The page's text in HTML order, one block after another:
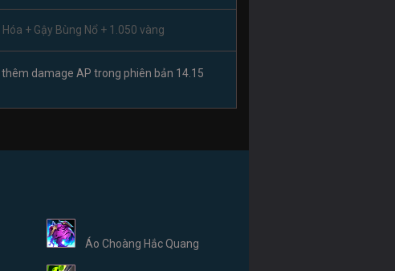
+ Gậy Bùng Nổ + 1.050 vàng
damage AP trong phiên bản 14.15
Áo Choàng Hắc Quang